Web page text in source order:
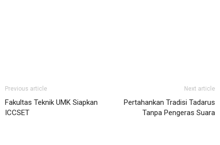
Previous article
Fakultas Teknik UMK Siapkan
ICCSET
Next article
Pertahankan Tradisi Tadarus
Tanpa Pengeras Suara